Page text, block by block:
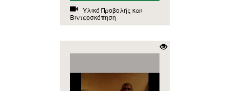
Υλικό Προβολής και
Βιντεοσκόπηση